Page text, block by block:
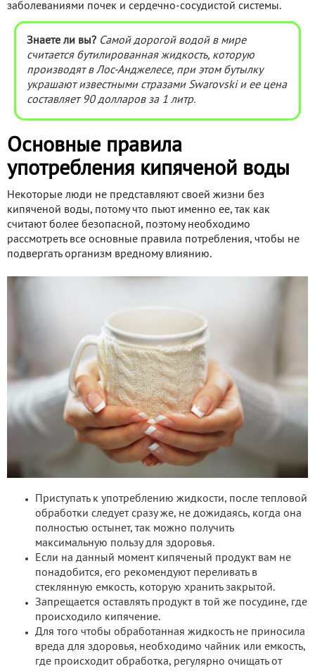
заболеваниями почек и сердечно-сосудистой системы.
Знаете ли вы? Самой дорогой водой в мире
считается бутилированная жидкость, которую
производят в Лос-Анджелесе, при этом бутылку
украшают известными стразами Swarovski и ее цена
составляет 90 долларов за 1 литр.
Основные правила
употребления кипяченой воды
Некоторые люди не представляют своей жизни без
кипяченой воды, потому что пьют именно ее, так как
считают более безопасной, поэтому необходимо
рассмотреть все основные правила потребления, чтобы не
подвергать организм вредному влиянию.
Приступать к употреблению жидкости, после тепловой
обработки следует сразу же, не дожидаясь, когда она
полностью остынет, так можно получить
максимальную пользу для здоровья.
Если на данный момент кипяченый продукт вам не
понадобится, его рекомендуют переливать в
стеклянную емкость, которую хранить закрытой.
Запрещается оставлять продукт в той же посудине, где
происходило кипячение.
Для того чтобы обработанная жидкость не приносила
вреда для здоровья, необходимо чайник или емкость,
где происходит обработка, регулярно очищать от